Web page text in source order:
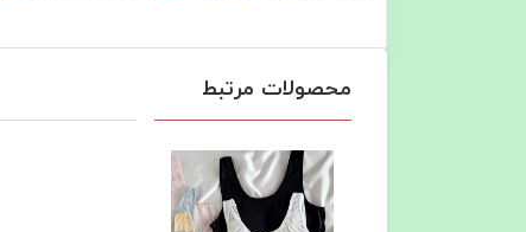
محصولات مرتبط